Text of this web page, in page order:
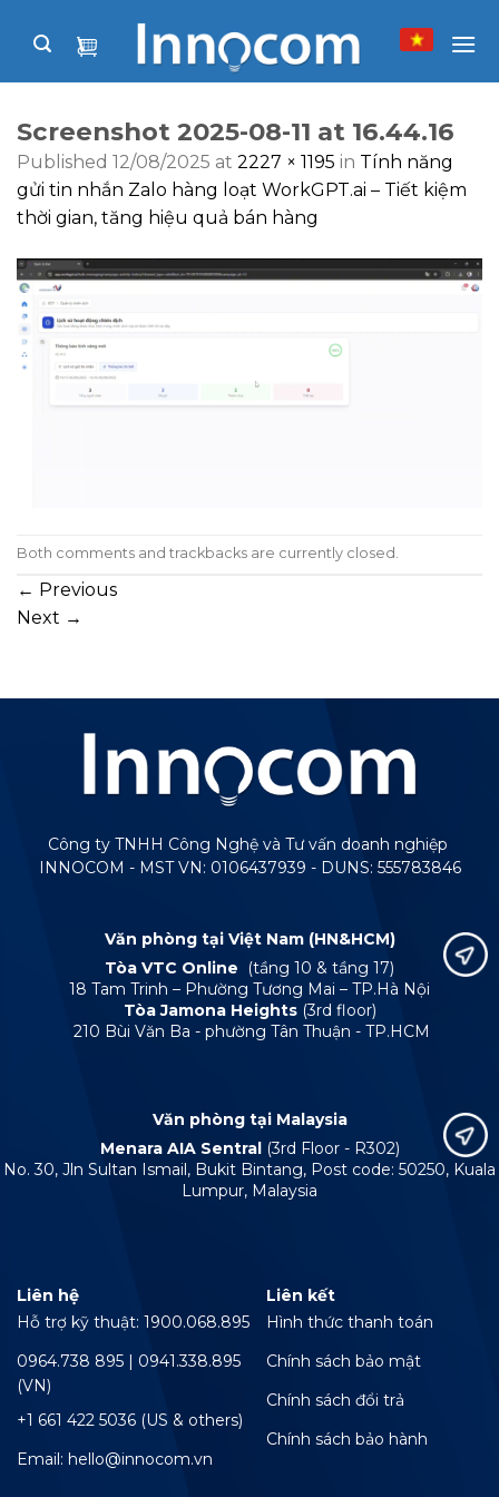
Screenshot 2025-08-11 at 16.44.16
Published 12/08/2025 at 2227 × 1195 in Tính năng
gửi tin nhắn Zalo hàng loạt WorkGPT.ai – Tiết kiệm
thời gian, tăng hiệu quả bán hàng
Both comments and trackbacks are currently closed.
← Previous
Next →
Công ty TNHH Công Nghệ và Tư vấn doanh nghiệp
INNOCOM - MST VN: 0106437939 - DUNS: 555783846
Văn phòng tại Việt Nam (HN&HCM)
Tòa VTC Online
(tầng 10 & tầng 17)
18 Tam Trinh – Phường Tương Mai – TP.Hà Nội
Tòa Jamona Heights (3rd floor)
210 Bùi Văn Ba - phường Tân Thuận - TP.HCM
Văn phòng tại Malaysia
Menara AIA Sentral (3rd Floor - R302)
No. 30, Jln Sultan Ismail, Bukit Bintang, Post code: 50250, Kuala
Lumpur, Malaysia
Liên hệ
Hỗ trợ kỹ thuật: 1900.068.895
0964.738 895 | 0941.338.895
(VN)
+1 661 422 5036 (US & others)
Email: hello@innocom.vn
Liên kết
Hình thức thanh toán
Chính sách bảo mật
Chính sách đổi trả
Chính sách bảo hành